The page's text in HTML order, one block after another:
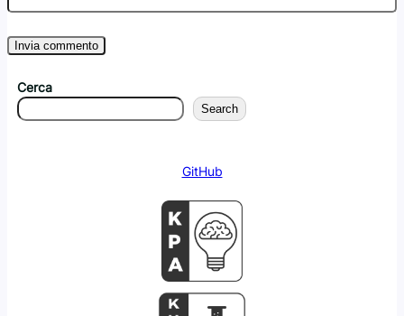
Cerca
Search
GitHub